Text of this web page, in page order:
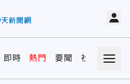
即時 熱門 要聞 社會 娛樂